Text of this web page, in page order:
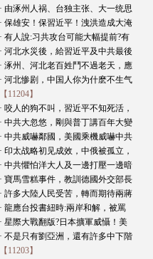
· 由涿州人祸、台独主张、大一统思
· 保雄安！保習近平！洩洪造成大淹
· 有人說:习共攻台可能大幅提前?有
· 河北水災後，給習近平及中共最後
· 涿州、河北老百姓鬥不過老天，應
· 河北惨剧，中国人你为什麽不生气
【11204】
· 咬人的狗不叫，習近平不知死活，
· 中共大忽悠，剛與普丁講百年大變
· 中共威嚇鄰國，美國乘機威嚇中共
· 印太战略初见成效，中俄被孤立，
· 中共懼怕洋大人及一邊打壓一邊暗
· 寶馬雪糕事件，教訓德國外交部長
· 許多大陸人民受苦，轉而期待兩蔣
· 龍應台投書紐時:兩岸和解，被罵
· 星際大戰翻版?日本擴軍威懾！美
· 不是只有劉亞洲，還有許多中下階
【11203】